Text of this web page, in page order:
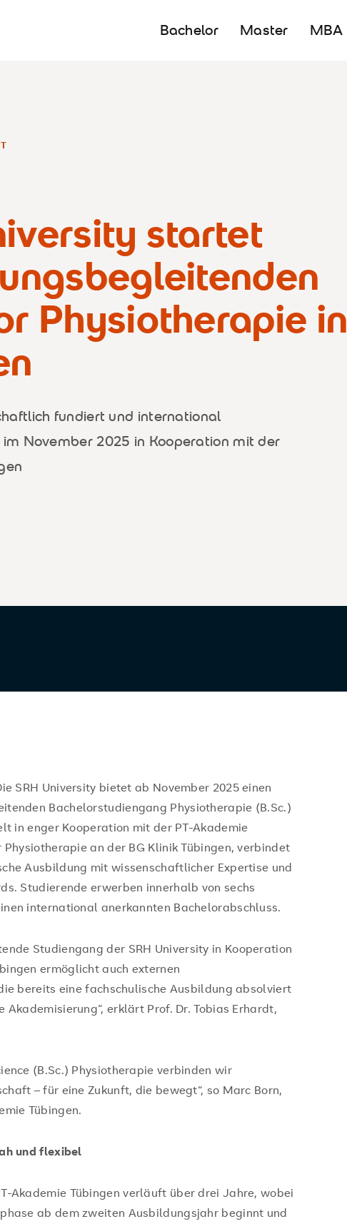
Bachelor Master MBA
startet
Physiotherapie in
fundiert und international
November 2025 in Kooperation mit der
SRH University bietet ab November 2025 einen
Bachelorstudiengang Physiotherapie (B.Sc.)
in enger Kooperation mit der PT-Akademie
an der BG Klinik Tübingen, verbindet
Ausbildung mit wissenschaftlicher Expertise und
Studierende erwerben innerhalb von sechs
international anerkannten Bachelorabschluss.
Studiengang der SRH University in Kooperation
ermöglicht auch externen
bereits eine fachschulische Ausbildung absolviert
erklärt Prof. Dr. Tobias Erhardt,
(B.Sc.) Physiotherapie verbinden wir
– für eine Zukunft, die bewegt“, so Marc Born,
Tübingen.
und flexibel
Akademie Tübingen verläuft über drei Jahre, wobei
ab dem zweiten Ausbildungsjahr beginnt und